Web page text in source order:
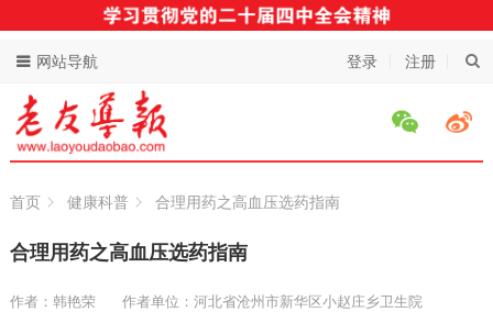
登录 注册
网站导航
首页 健康科普 合理用药之高血压选药指南
合理用药之高血压选药指南
作者：韩艳荣
作者单位：河北省沧州市新华区小赵庄乡卫生院